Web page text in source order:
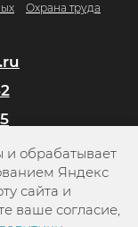
Охрана труда
и обрабатывает
Яндекс
сайта и
ваше согласие,